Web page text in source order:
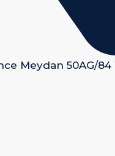
Meydan 50AG/